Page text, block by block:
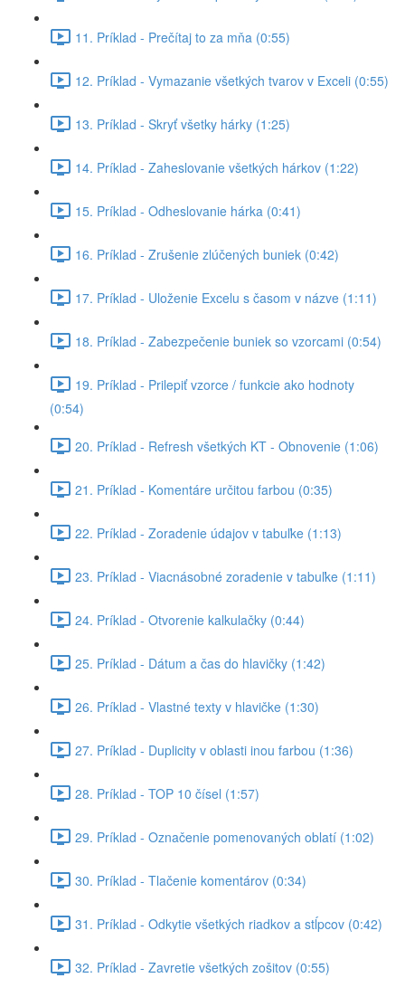
11. Príklad - Prečítaj to za mňa (0:55)
12. Príklad - Vymazanie všetkých tvarov v Exceli (0:55)
13. Príklad - Skryť všetky hárky (1:25)
14. Príklad - Zaheslovanie všetkých hárkov (1:22)
15. Príklad - Odheslovanie hárka (0:41)
16. Príklad - Zrušenie zlúčených buniek (0:42)
17. Príklad - Uloženie Excelu s časom v názve (1:11)
18. Príklad - Zabezpečenie buniek so vzorcami (0:54)
19. Príklad - Prilepiť vzorce / funkcie ako hodnoty
(0:54)
20. Príklad - Refresh všetkých KT - Obnovenie (1:06)
21. Príklad - Komentáre určitou farbou (0:35)
22. Príklad - Zoradenie údajov v tabuľke (1:13)
23. Príklad - Viacnásobné zoradenie v tabuľke (1:11)
24. Príklad - Otvorenie kalkulačky (0:44)
25. Príklad - Dátum a čas do hlavičky (1:42)
26. Príklad - Vlastné texty v hlavičke (1:30)
27. Príklad - Duplicity v oblasti inou farbou (1:36)
28. Príklad - TOP 10 čísel (1:57)
29. Príklad - Označenie pomenovaných oblatí (1:02)
30. Príklad - Tlačenie komentárov (0:34)
31. Príklad - Odkytie všetkých riadkov a stĺpcov (0:42)
32. Príklad - Zavretie všetkých zošitov (0:55)